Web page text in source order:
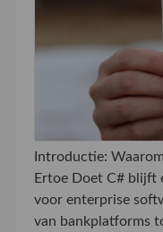
Introductie:
Ertoe Doet C# blijft
voor enterprise
van bankplatforms